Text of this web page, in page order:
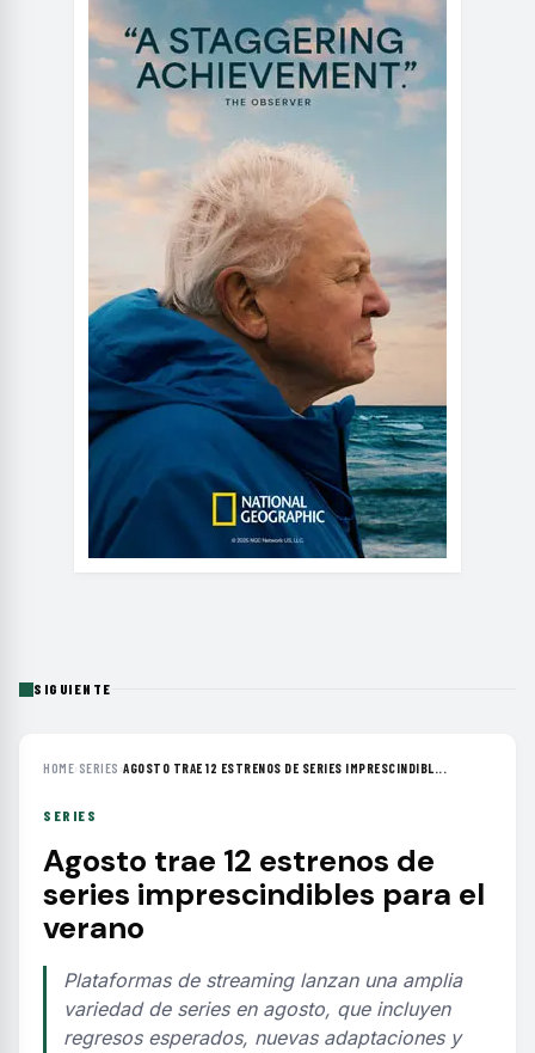
SIGUIENTE
HOME› SERIES ›AGOSTO TRAE 12 ESTRENOS DE SERIES IMPRESCINDIBL...
SERIES
Agosto trae 12 estrenos de
series imprescindibles para el
verano
Plataformas de streaming lanzan una amplia
variedad de series en agosto, que incluyen
regresos esperados, nuevas adaptaciones y